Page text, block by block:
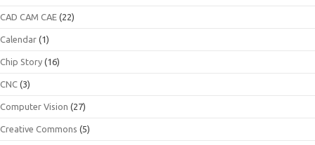
CAD CAM CAE (22)
Calendar (1)
Chip Story (16)
CNC (3)
Computer Vision (27)
Creative Commons (5)